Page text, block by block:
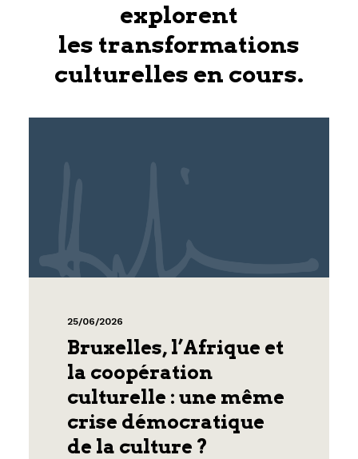
explorent
les transformations
culturelles en cours.
25/06/2026
Bruxelles, l’Afrique et
la coopération
culturelle : une même
crise démocratique
de la culture ?